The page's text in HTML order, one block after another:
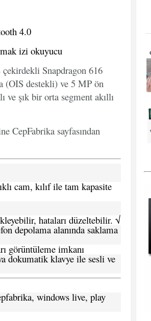
4.0
izi okuyucu
Snapdragon 616
(OIS destekli) ve 5 MP ön
ve şık bir orta segment akıllı
CepFabrika sayfasından
cam, kılıf ile tam kapasite
hataları düzeltebilir. √
depolama alanında saklama
görüntüleme imkanı
dokumatik klavye ile sesli ve
windows live, play